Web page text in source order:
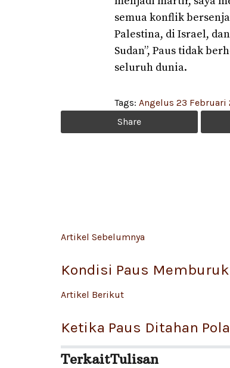
semua konflik
Palestina, di Israel,
Sudan”, Paus tidak
seluruh dunia.
Tags: Angelus 23 Februari
Share
Artikel Sebelumnya
Kondisi Paus Memburuk
Artikel Berikut
Ketika Paus Ditahan
TerkaitTulisan